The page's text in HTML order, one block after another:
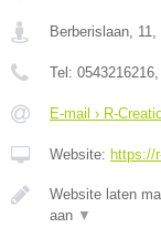
Berberislaan, 11,
Tel: 0543216216
E-mail › R-
Website: https://
Website laten
aan ▼